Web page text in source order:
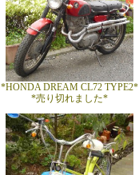
*HONDA DREAM CL72 TYPE2*
*売り切れました*